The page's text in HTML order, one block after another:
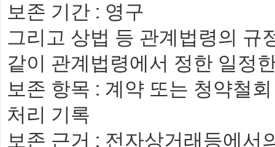
보존 기간 : 영구
그리고 상법 등 관계법령의 규
같이 관계법령에서 정한 일정
보존 항목 : 계약 또는 청약철
처리 기록
보존 근거 : 전자상거래등에서